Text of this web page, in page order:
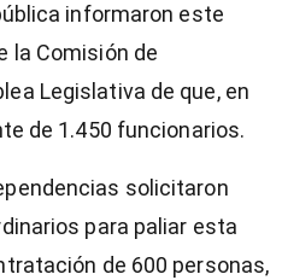
informaron este
la Comisión de
Legislativa de que, en
de 1.450 funcionarios.
solicitaron
para paliar esta
de 600 personas,